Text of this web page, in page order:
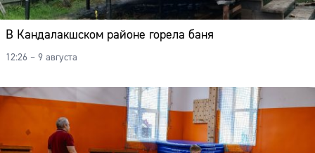
В Кандалакшском районе горела баня
12:26 – 9 августа